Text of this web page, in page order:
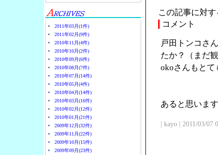
2011年03月(1件)
2011年02月(9件)
2010年11月(4件)
2010年10月(2件)
2010年09月(6件)
2010年08月(7件)
2010年07月(14件)
2010年05月(4件)
2010年04月(14件)
2010年03月(16件)
2010年02月(12件)
2010年01月(21件)
2009年12月(32件)
2009年11月(22件)
2009年10月(15件)
2009年09月(23件)
この記事に対
コメント
戸田トンコさ
たか？（まだ
okoさんもとて
あると思いま
| kayo | 2011/03/07